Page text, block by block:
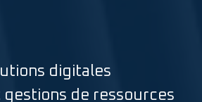
digitales
de ressources